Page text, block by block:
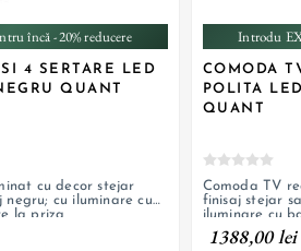
încă -20% reducere
4 SERTARE LED
QUANT
cu decor stejar
cu iluminare cu
la priza
Introdu
COMODA
POLITA
QUANT
Comoda TV
finisaj stejar
iluminare cu
1388,00 lei